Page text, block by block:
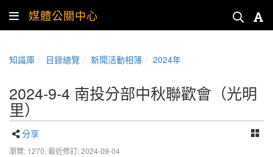
媒體公關中心
知識庫 目錄總覽 新聞活動相簿 2024年
2024-9-4 南投分部中秋聯歡會（光明
里）
分享
瀏覽: 1270, 最近修訂: 2024-09-04